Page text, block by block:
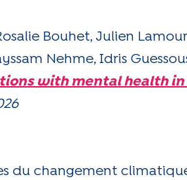
Bouhet, Julien
Nehme, Idris
with mental health
du changement